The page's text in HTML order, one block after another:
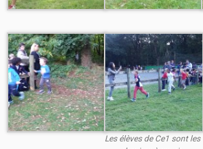
Les élèves de Ce1 sont les